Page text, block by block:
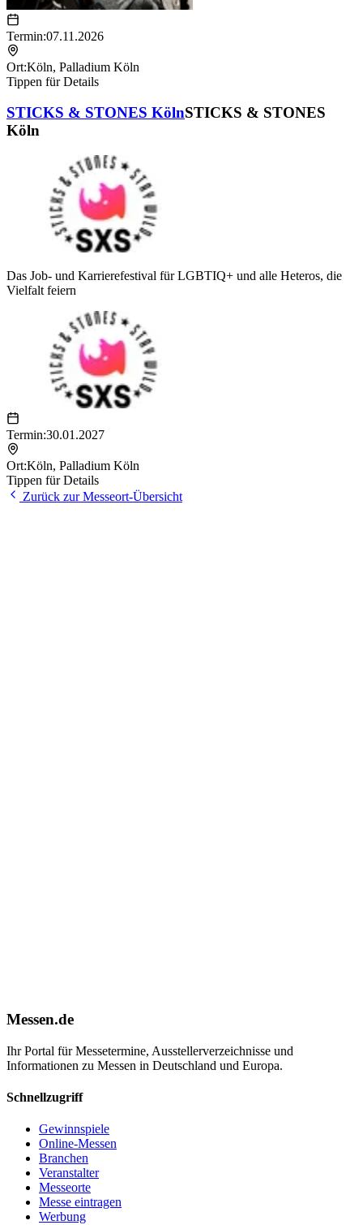
Termin:07.11.2026
Ort:Köln, Palladium Köln
Tippen für Details
STICKS & STONES KölnSTICKS & STONES
Köln
Das Job- und Karrierefestival für LGBTIQ+ und alle Heteros, die
Vielfalt feiern
Termin:30.01.2027
Ort:Köln, Palladium Köln
Tippen für Details
Zurück zur Messeort-Übersicht
Messen.de
Ihr Portal für Messetermine, Ausstellerverzeichnisse und
Informationen zu Messen in Deutschland und Europa.
Schnellzugriff
Gewinnspiele
Online-Messen
Branchen
Veranstalter
Messeorte
Messe eintragen
Werbung